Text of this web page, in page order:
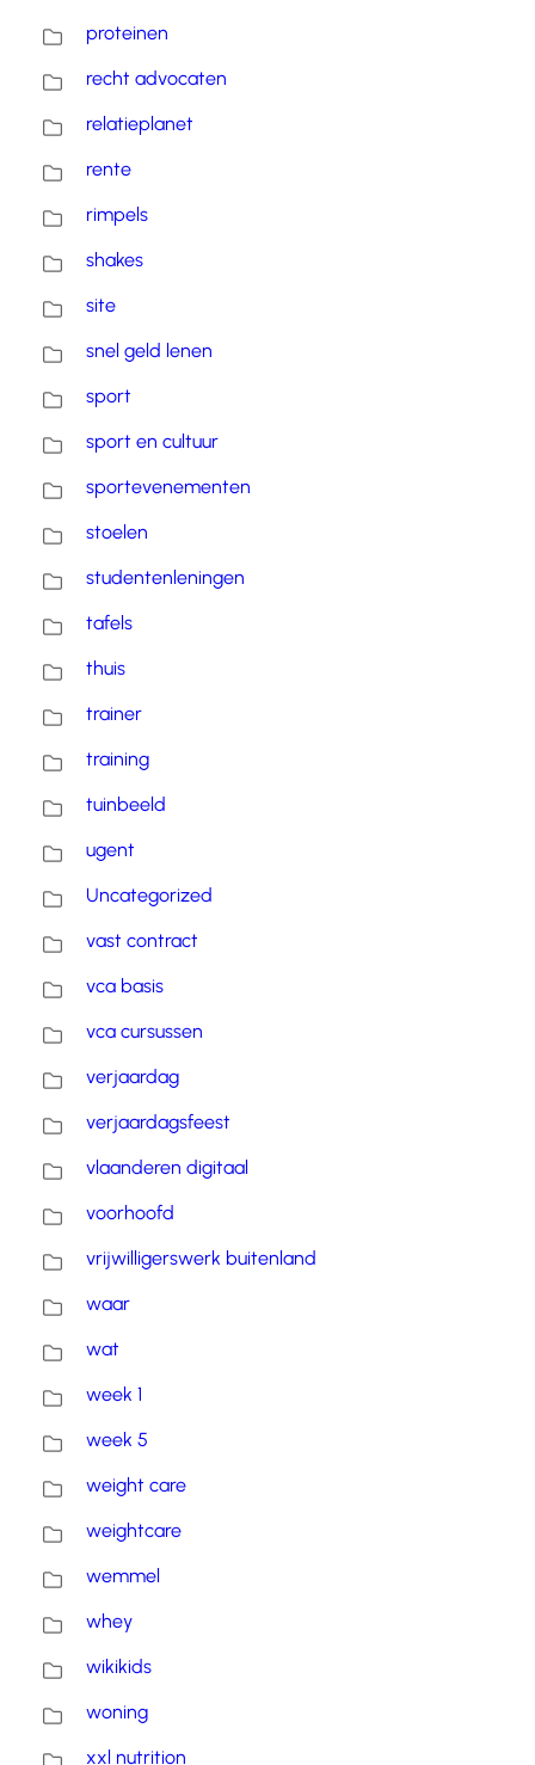
proteinen
recht advocaten
relatieplanet
rente
rimpels
shakes
site
snel geld lenen
sport
sport en cultuur
sportevenementen
stoelen
studentenleningen
tafels
thuis
trainer
training
tuinbeeld
ugent
Uncategorized
vast contract
vca basis
vca cursussen
verjaardag
verjaardagsfeest
vlaanderen digitaal
voorhoofd
vrijwilligerswerk buitenland
waar
wat
week 1
week 5
weight care
weightcare
wemmel
whey
wikikids
woning
xxl nutrition